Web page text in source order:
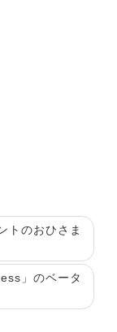
トのおひさま
」のベータ